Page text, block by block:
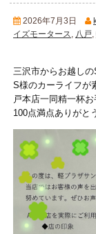
2026年7月3日
イズモータース
八戸
三沢市からお越し
S様のカーライフが
戸本店一同精一杯
100点満点ありがと